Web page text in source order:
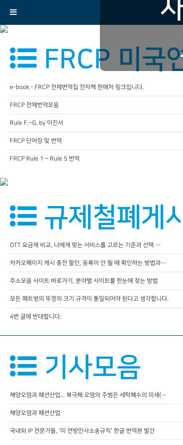
FRCP 미국
e-book - FRCP 전체번역집 전자책 판매처 링크입니다.
FRCP 전체번역모음
Rule F.~G. by 이진서
FRCP 단어장 및 번역
FRCP Rule 1 ~ Rule 5 번역
규제철폐게
OTT 요금제 비교, 나에게 맞는 서비스를 고르는 기준과 선택 …
카카오페이지 캐시 충전 할인, 등록이 안 될 때 확인하는 방법과…
주소모음 사이트 바로가기, 분야별 사이트를 한눈에 찾는 방법
모든 페트병의 뚜껑의 크기 규격이 통일되어야 된다고 생각합니다.
4번 글에 반대합니다.
기사모음
해양오염과 패션산업... 북극해 오염의 주범은 세탁폐수의 미세(…
해양오염과 패션산업
국내외 IP 전문가들, '미 연방민사소송규칙' 한글 번역본 발간